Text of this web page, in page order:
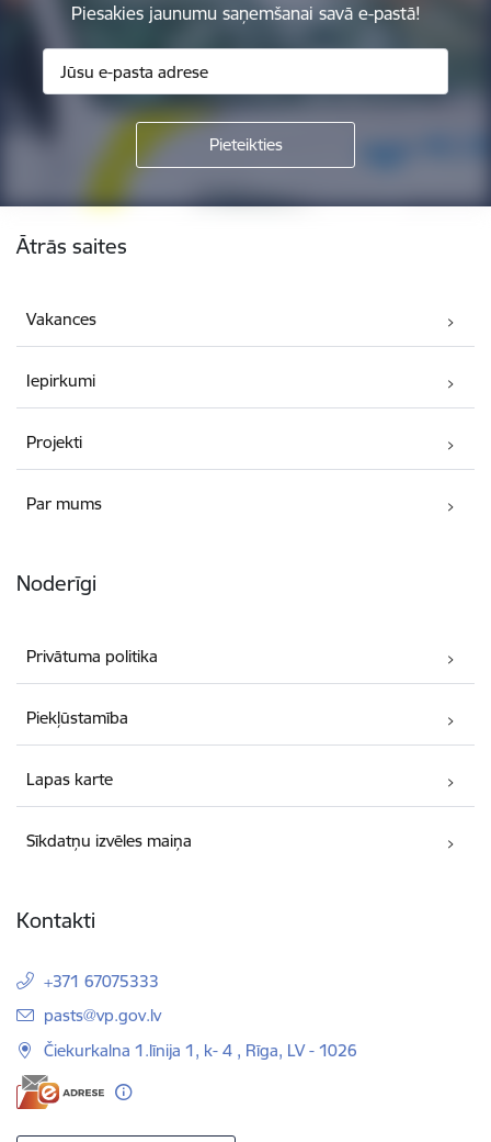
Piesakies jaunumu saņemšanai savā e-pastā!
Ātrās saites
Vakances
Iepirkumi
Projekti
Par mums
Noderīgi
Privātuma politika
Piekļūstamība
Lapas karte
Sīkdatņu izvēles maiņa
Kontakti
+371 67075333
E-pasts:
pasts@vp.gov.lv
Čiekurkalna 1.līnija 1, k- 4 , Rīga, LV - 1026